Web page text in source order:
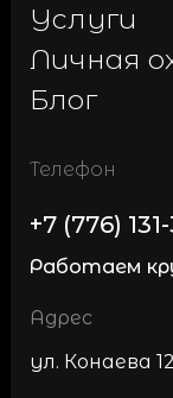
Услуги
Личная
Блог
Телефон
+7 (776)
Работаем
Адрес
ул. Конаева